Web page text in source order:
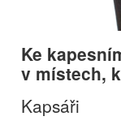
Ke
v místech,
Kapsáři